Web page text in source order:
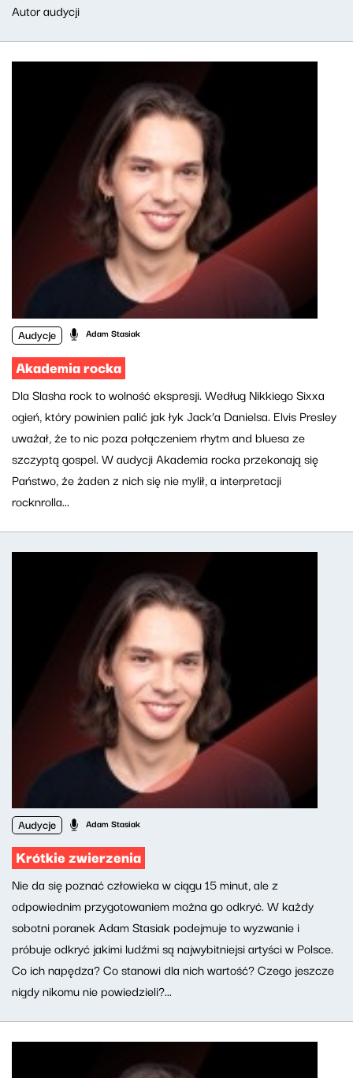
Autor audycji
Audycje Adam Stasiak
Akademia rocka
Dla Slasha rock to wolność ekspresji. Według Nikkiego Sixxa
ogień, który powinien palić jak łyk Jack’a Danielsa. Elvis Presley
uważał, że to nic poza połączeniem rhytm and bluesa ze
szczyptą gospel. W audycji Akademia rocka przekonają się
Państwo, że żaden z nich się nie mylił, a interpretacji
rocknrolla...
Audycje Adam Stasiak
Krótkie zwierzenia
Nie da się poznać człowieka w ciągu 15 minut, ale z
odpowiednim przygotowaniem można go odkryć. W każdy
sobotni poranek Adam Stasiak podejmuje to wyzwanie i
próbuje odkryć jakimi ludźmi są najwybitniejsi artyści w Polsce.
Co ich napędza? Co stanowi dla nich wartość? Czego jeszcze
nigdy nikomu nie powiedzieli?...